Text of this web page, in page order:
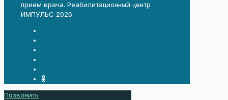
прием врача. Реабилитационный центр
ИМПУЛЬС 2026
Позвонить